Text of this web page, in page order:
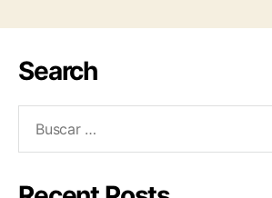
Search